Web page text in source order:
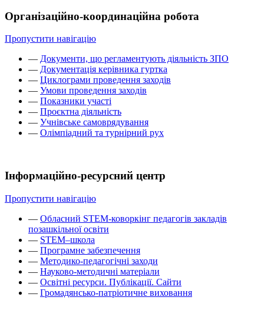
Організаційно-координаційна робота
Пропустити навігацію
— Документи, що регламентують діяльність ЗПО
— Документація керівника гуртка
— Циклограми проведення заходів
— Умови проведення заходів
— Показники участі
— Проєктна діяльність
— Учнівське самоврядування
— Олімпіадний та турнірний рух
Інформаційно-ресурсний центр
Пропустити навігацію
— Обласний STEM-коворкінг педагогів закладів
позашкільної освіти
— STEM–школа
— Програмне забезпечення
— Методико-педагогічні заходи
— Науково-методичні матеріали
— Освітні ресурси. Публікації. Сайти
— Громадянсько-патріотичне виховання